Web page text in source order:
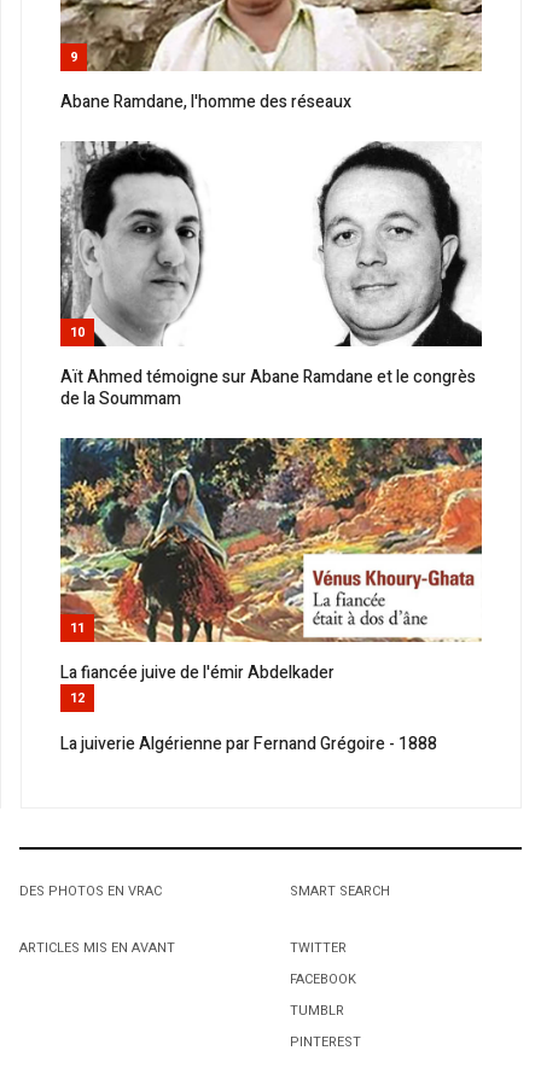
9
Abane Ramdane, l'homme des réseaux
10
Aït Ahmed témoigne sur Abane Ramdane et le congrès
de la Soummam
11
La fiancée juive de l'émir Abdelkader
12
La juiverie Algérienne par Fernand Grégoire - 1888
DES PHOTOS EN VRAC SMART SEARCH
ARTICLES MIS EN AVANT
TWITTER
FACEBOOK
TUMBLR
PINTEREST